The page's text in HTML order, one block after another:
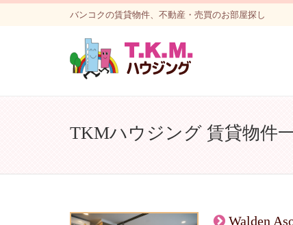
バンコクの賃貸物件、不動産・売買のお部屋探し
TKMハウジング 賃貸物件
Walden